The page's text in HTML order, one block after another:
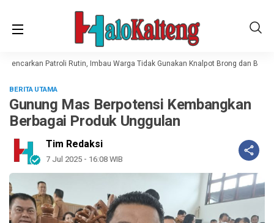
Patroli Rutin, Imbau Warga Tidak Gunakan Knalpot Brong dan Balap
BERITA UTAMA
Gunung Mas Berpotensi Kembangkan
Berbagai Produk Unggulan
Tim Redaksi
7 Jul 2025 - 16:08 WIB